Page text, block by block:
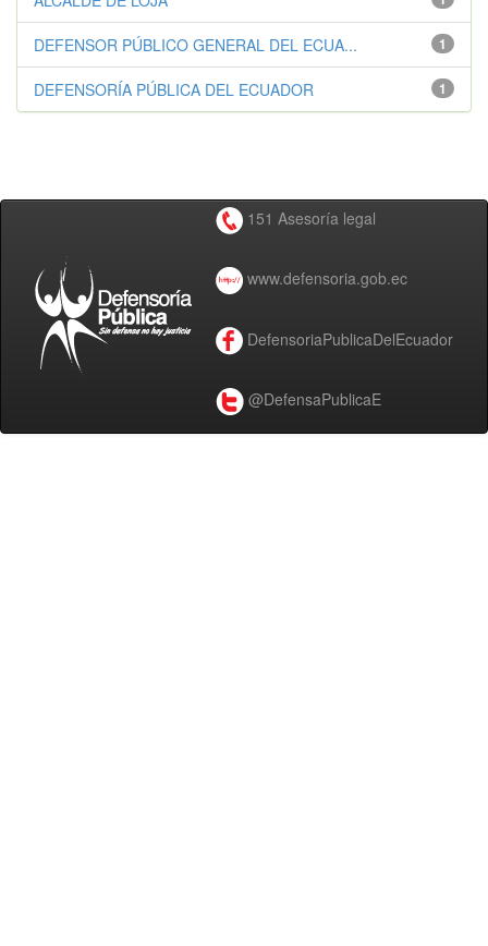
1
DEFENSOR PÚBLICO GENERAL DEL ECUA...
1
DEFENSORÍA PÚBLICA DEL ECUADOR
151 Asesoría legal
www.defensoria.gob.ec
DefensoriaPublicaDelEcuador
@DefensaPublicaE